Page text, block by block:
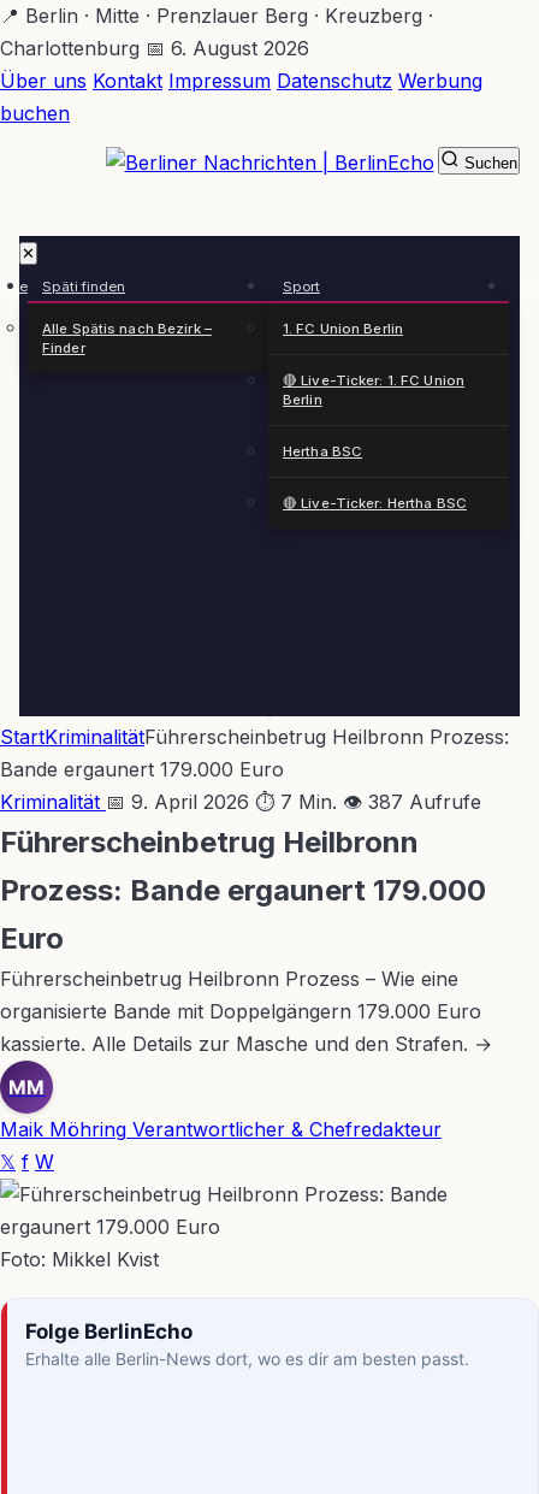
Zum
Hauptinhalt
springen
📍 Berlin · Mitte · Prenzlauer Berg · Kreuzberg ·
Charlottenburg 📅 6. August 2026
Über uns Kontakt Impressum Datenschutz Werbung
buchen
✕
Späti finden
Alle Spätis nach Bezirk –
Finder
Sport
1. FC Union Berlin
🔴 Live-Ticker: 1. FC Union
Berlin
Hertha BSC
🔴 Live-Ticker: Hertha BSC
Suchen
StartKriminalitätFührerscheinbetrug Heilbronn Prozess:
Bande ergaunert 179.000 Euro
Kriminalität 📅 9. April 2026 ⏱ 7 Min. 👁 387 Aufrufe
Führerscheinbetrug Heilbronn
Prozess: Bande ergaunert 179.000
Euro
Führerscheinbetrug Heilbronn Prozess – Wie eine
organisierte Bande mit Doppelgängern 179.000 Euro
kassierte. Alle Details zur Masche und den Strafen. →
MM
Maik Möhring Verantwortlicher & Chefredakteur
𝕏 f W
Foto: Mikkel Kvist
Folge BerlinEcho
Erhalte alle Berlin-News dort, wo es dir am besten passt.